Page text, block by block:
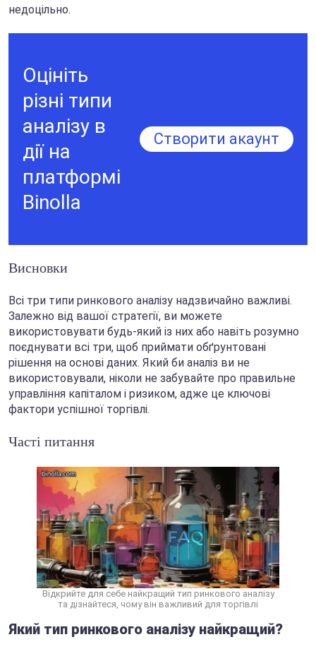
недоцільно.
Оцініть
різні типи
аналізу в
дії на
платформі
Binolla
Створити акаунт
Висновки
Всі три типи ринкового аналізу надзвичайно важливі.
Залежно від вашої стратегії, ви можете
використовувати будь-який із них або навіть розумно
поєднувати всі три, щоб приймати обґрунтовані
рішення на основі даних. Який би аналіз ви не
використовували, ніколи не забувайте про правильне
управління капіталом і ризиком, адже це ключові
фактори успішної торгівлі.
Часті питання
Відкрийте для себе найкращий тип ринкового аналізу
та дізнайтеся, чому він важливий для торгівлі
Який тип ринкового аналізу найкращий?